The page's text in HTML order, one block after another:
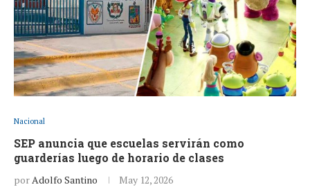
Nacional
SEP anuncia que escuelas servirán como
guarderías luego de horario de clases
porAdolfo Santino May 12, 2026